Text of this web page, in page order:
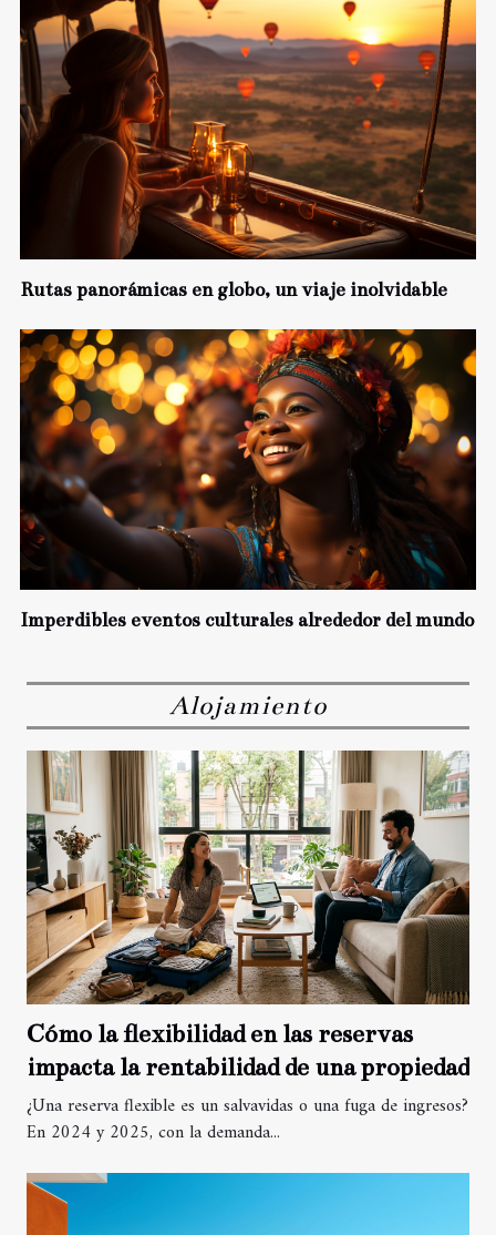
Rutas panorámicas en globo, un viaje inolvidable
Imperdibles eventos culturales alrededor del mundo
Alojamiento
Cómo la flexibilidad en las reservas
impacta la rentabilidad de una propiedad
¿Una reserva flexible es un salvavidas o una fuga de ingresos?
En 2024 y 2025, con la demanda...